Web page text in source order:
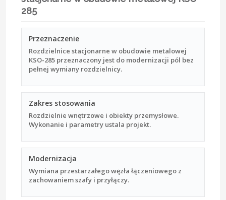
285
Przeznaczenie
Rozdzielnice stacjonarne w obudowie metalowej
KSO-285 przeznaczony jest do modernizacji pól bez
pełnej wymiany rozdzielnicy.
Zakres stosowania
Rozdzielnie wnętrzowe i obiekty przemysłowe.
Wykonanie i parametry ustala projekt.
Modernizacja
Wymiana przestarzałego węzła łączeniowego z
zachowaniem szafy i przyłączy.